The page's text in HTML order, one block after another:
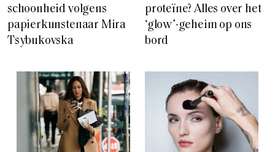
schoonheid volgens
papierkunstenaar Mira
Tsybukovska
proteïne? Alles over het
‘glow’-geheim op ons
bord